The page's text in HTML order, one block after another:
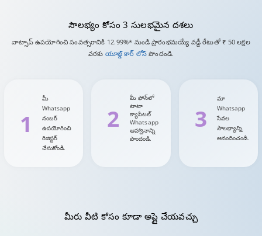
సౌలభ్యం కోసం 3 సులభమైన దశలు
వాట్సాప్ ఉపయోగించి సంవత్సరానికి 12.99%* నుండి ప్రారంభమయ్యే వడ్డీ రేటుతో ₹ 50 లక్షల
వరకు యూజ్డ్ కార్ లోన్ పొందండి.
1
మీ
Whatsapp
నంబర్
ఉపయోగించి
రిజిస్టర్
చేసుకోండి.
2
మీ ఫోన్‌లో
టాటా
క్యాపిటల్
Whatsapp
ఆహ్వానాన్ని
పొందండి.
3
మా
Whatsapp
సేవల
సౌలభ్యాన్ని
ఆనందించండి.
మీరు వీటి కోసం కూడా అప్లై చేయవచ్చు